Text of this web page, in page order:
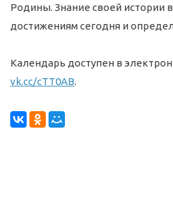
Родины. Знание своей истории
достижениям сегодня и
Календарь доступен в
vk.cc/cTT0AB.